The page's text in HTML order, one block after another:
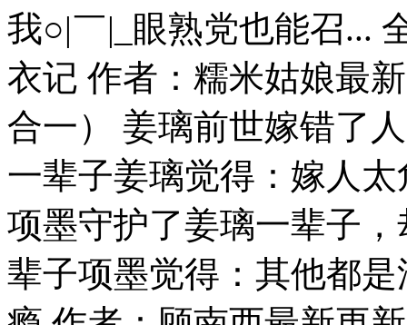
我○|￣|_眼熟党也能召...
衣记 作者：糯米姑娘最
合一） 姜璃前世嫁错了
一辈子姜璃觉得：嫁人
项墨守护了姜璃一辈子
辈子项墨觉得：其他都